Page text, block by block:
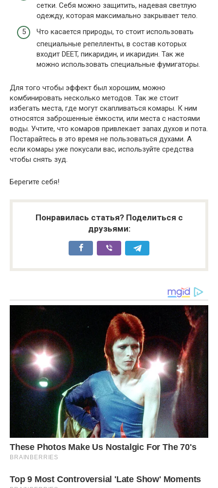
сетки. Себя можно защитить, надевая светлую
одежду, которая максимально закрывает тело.
Что касается природы, то стоит использовать
специальные репелленты, в состав которых
входит DEET, пикаридин, и икаридин. Так же
можно использовать специальные фумигаторы.
Для того чтобы эффект был хорошим, можно
комбинировать несколько методов. Так же стоит
избегать места, где могут скапливаться комары. К ним
относятся заброшенные ёмкости, или места с настоями
воды. Учтите, что комаров привлекает запах духов и пота.
Постарайтесь в это время не пользоваться духами. А
если комары уже покусали вас, используйте средства
чтобы снять зуд.
Берегите себя!
Понравилась статья? Поделиться с
друзьями: